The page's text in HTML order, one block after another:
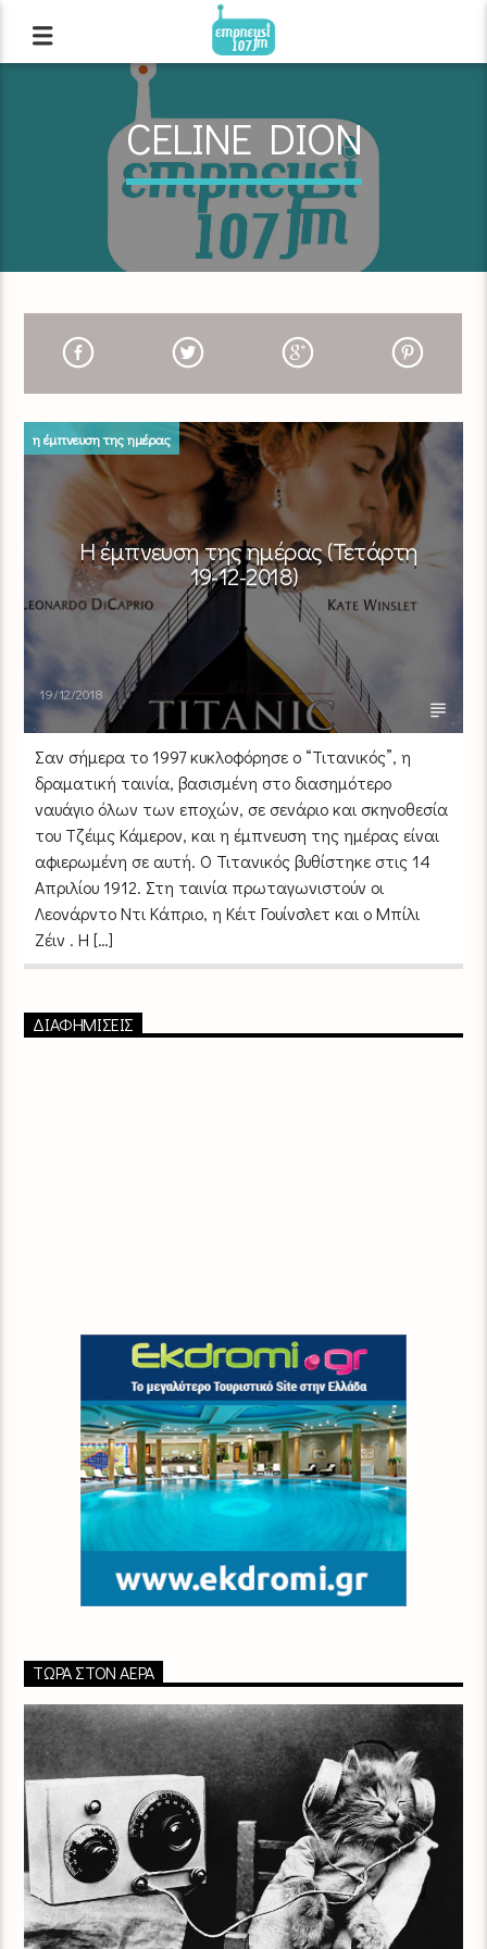
CELINE DION
η έμπνευση της ημέρας
Η έμπνευση της ημέρας (Τετάρτη
19-12-2018)
19/12/2018
Σαν σήμερα το 1997 κυκλοφόρησε ο “Τιτανικός”, η
δραματική ταινία, βασισμένη στο διασημότερο
ναυάγιο όλων των εποχών, σε σενάριο και σκηνοθεσία
του Τζέιμς Κάμερον, και η έμπνευση της ημέρας είναι
αφιερωμένη σε αυτή. Ο Τιτανικός βυθίστηκε στις 14
Απριλίου 1912. Στη ταινία πρωταγωνιστούν οι
Λεονάρντο Ντι Κάπριο, η Κέιτ Γουίνσλετ και ο Μπίλι
Ζέιν . Η […]
ΔΙΑΦΗΜΙΣΕΙΣ
ΤΏΡΑ ΣΤΟΝ ΑΈΡΑ